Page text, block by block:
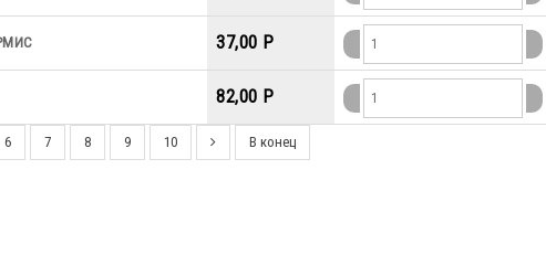
37,00 P
82,00 P
6 7 8 9 10 В конец